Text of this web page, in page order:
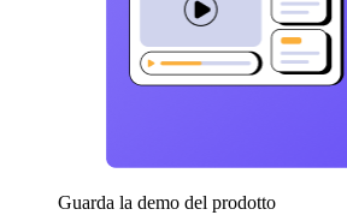
Guarda la demo del prodotto